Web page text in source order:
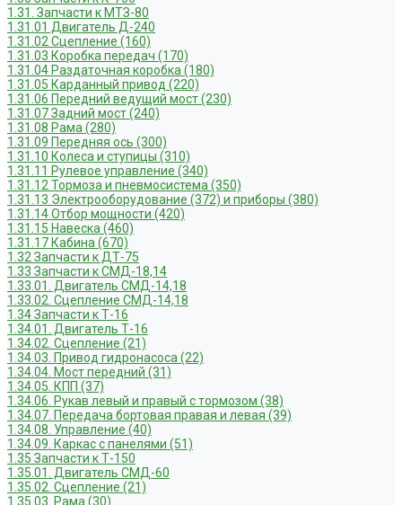
1.31. Запчасти к МТЗ-80
1.31.01 Двигатель Д-240
1.31.02 Сцепление (160)
1.31.03 Коробка передач (170)
1.31.04 Раздаточная коробка (180)
1.31.05 Карданный привод (220)
1.31.06 Передний ведущий мост (230)
1.31.07 Задний мост (240)
1.31.08 Рама (280)
1.31.09 Передняя ось (300)
1.31.10 Колеса и ступицы (310)
1.31.11 Рулевое управление (340)
1.31.12 Тормоза и пневмосистема (350)
1.31.13 Электрооборудование (372) и приборы (380)
1.31.14 Отбор мощности (420)
1.31.15 Навеска (460)
1.31.17 Кабина (670)
1.32 Запчасти к ДТ-75
1.33 Запчасти к СМД-18,14
1.33.01. Двигатель СМД-14,18
1.33.02. Сцепление СМД-14,18
1.34 Запчасти к Т-16
1.34.01. Двигатель Т-16
1.34.02. Сцепление (21)
1.34.03. Привод гидронасоса (22)
1.34.04. Мост передний (31)
1.34.05. КПП (37)
1.34.06. Рукав левый и правый с тормозом (38)
1.34.07. Передача бортовая правая и левая (39)
1.34.08. Управление (40)
1.34.09. Каркас с панелями (51)
1.35 Запчасти к Т-150
1.35.01. Двигатель СМД-60
1.35.02. Сцепление (21)
1.35.03. Рама (30)